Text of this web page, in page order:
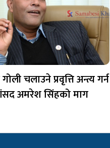
चलाउने प्रवृत्ति अन्त्य गर्न
अमरेश सिंहको माग